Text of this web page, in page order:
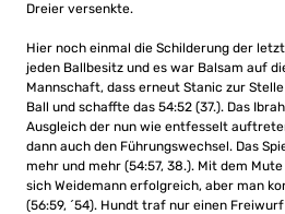
Dreier versenkte.
Hier noch einmal die Schilderung der
jeden Ballbesitz und es war Balsam auf
Mannschaft, dass erneut Stanic zur
Ball und schaffte das 54:52 (37.). Das
Ausgleich der nun wie entfesselt
dann auch den Führungswechsel. Das
mehr und mehr (54:57, 38.). Mit dem
sich Weidemann erfolgreich, aber man
(56:59, ´54). Hundt traf nur einen